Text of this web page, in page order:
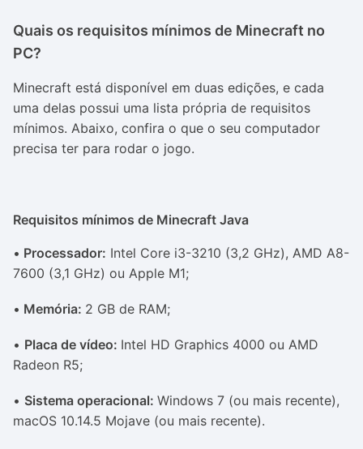
Quais os requisitos mínimos de Minecraft no
PC?
Minecraft está disponível em duas edições, e cada
uma delas possui uma lista própria de requisitos
mínimos. Abaixo, confira o que o seu computador
precisa ter para rodar o jogo.
Requisitos mínimos de Minecraft Java
• Processador: Intel Core i3-3210 (3,2 GHz), AMD A8-
7600 (3,1 GHz) ou Apple M1;
• Memória: 2 GB de RAM;
• Placa de vídeo: Intel HD Graphics 4000 ou AMD
Radeon R5;
• Sistema operacional: Windows 7 (ou mais recente),
macOS 10.14.5 Mojave (ou mais recente).